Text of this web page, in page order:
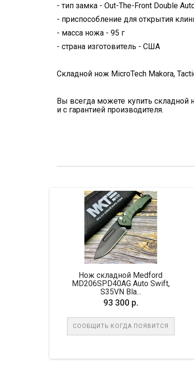
- тип замка - Out-The-Front Double
- приспособление для открытия
- масса ножа - 95 г
- страна изготовитель - США
Складной нож MicroTech Makora,
Вы всегда можете купить складной
и с гарантией производителя.
Нож складной Medford
Auto Swift,
СООБЩИТЬ КОГДА ПОЯВИТСЯ
Нож складной
СООБЩИТЬ